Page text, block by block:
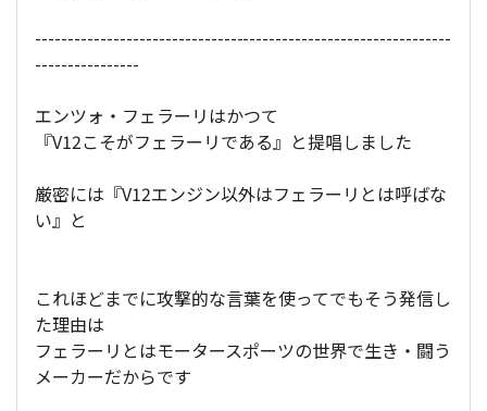
----------------------------------------------------------------
----------------
エンツォ・フェラーリはかつて
『V12こそがフェラーリである』と提唱しました
厳密には『V12エンジン以外はフェラーリとは呼ばな
い』と
これほどまでに攻撃的な言葉を使ってでもそう発信し
た理由は
フェラーリとはモータースポーツの世界で生き・闘う
メーカーだからです